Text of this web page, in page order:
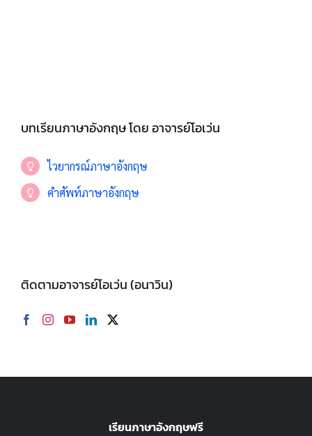
บทเรียนภาษาอังกฤษ โดย อาจารย์โอเว่น
ไวยากรณ์ภาษาอังกฤษ
คำศัพท์ภาษาอังกฤษ
ติดตามอาจารย์โอเว่น (อนาวิน)
เรียนภาษาอังกฤษฟรี